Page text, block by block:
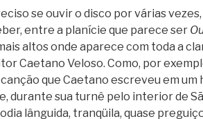
se ouvir o disco por várias
entre a planície que parece ser
altos onde aparece com toda a
Caetano Veloso. Como, por
canção que Caetano escreveu em
durante sua turnê pelo interior de
lânguida, tranqüila, quase